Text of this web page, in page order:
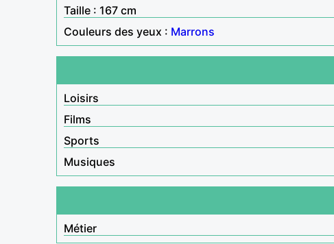
Taille : 167 cm
Couleurs des yeux : Marrons
Loisirs
Films
Sports
Musiques
Métier